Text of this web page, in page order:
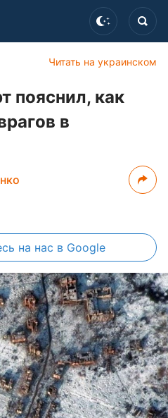
Читать на украинском
пояснил, как
в
на нас в Google